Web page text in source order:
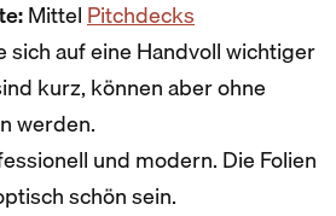
MittelPitchdecks
sich auf eine Handvoll wichtiger
kurz, können aber ohne
werden.
und modern. Die Folien
schön sein.